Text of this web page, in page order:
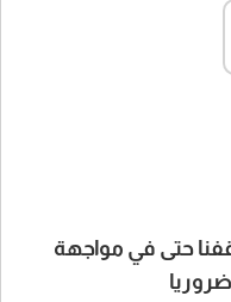
حتى في مواجهة